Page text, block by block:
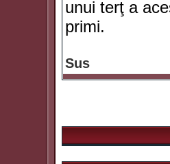
unui terţ a
primi.
Sus